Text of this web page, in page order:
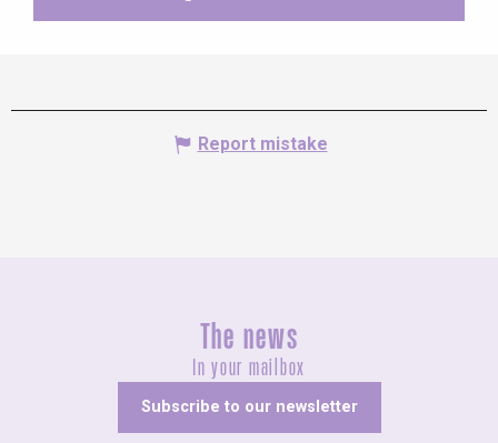
Report mistake
The news
In your mailbox
Subscribe to our newsletter